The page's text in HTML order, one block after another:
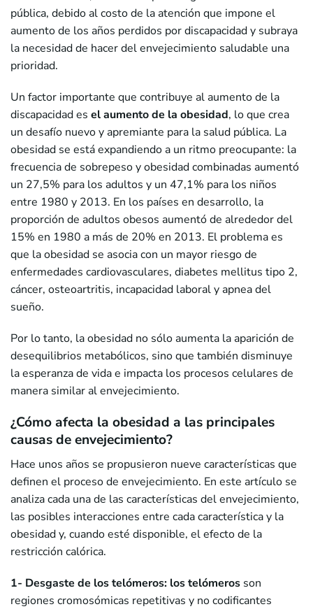
pública, debido al costo de la atención que impone el
aumento de los años perdidos por discapacidad y subraya
la necesidad de hacer del envejecimiento saludable una
prioridad.
Un factor importante que contribuye al aumento de la
discapacidad es el aumento de la obesidad, lo que crea
un desafío nuevo y apremiante para la salud pública. La
obesidad se está expandiendo a un ritmo preocupante: la
frecuencia de sobrepeso y obesidad combinadas aumentó
un 27,5% para los adultos y un 47,1% para los niños
entre 1980 y 2013. En los países en desarrollo, la
proporción de adultos obesos aumentó de alrededor del
15% en 1980 a más de 20% en 2013. El problema es
que la obesidad se asocia con un mayor riesgo de
enfermedades cardiovasculares, diabetes mellitus tipo 2,
cáncer, osteoartritis, incapacidad laboral y apnea del
sueño.
Por lo tanto, la obesidad no sólo aumenta la aparición de
desequilibrios metabólicos, sino que también disminuye
la esperanza de vida e impacta los procesos celulares de
manera similar al envejecimiento.
¿Cómo afecta la obesidad a las principales
causas de envejecimiento?
Hace unos años se propusieron nueve características que
definen el proceso de envejecimiento. En este artículo se
analiza cada una de las características del envejecimiento,
las posibles interacciones entre cada característica y la
obesidad y, cuando esté disponible, el efecto de la
restricción calórica.
1- Desgaste de los telómeros: los telómeros son
regiones cromosómicas repetitivas y no codificantes